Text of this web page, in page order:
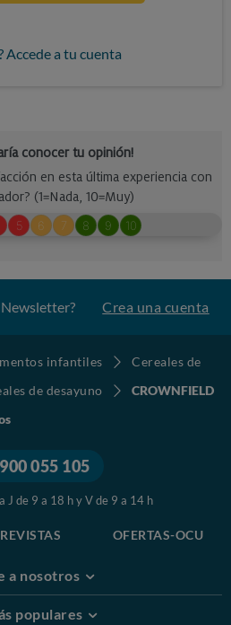
Accede a tu cuenta
Crea una cuenta
infantiles
Cereales de
de desayuno
CROWNFIELD
900 055 105
J de 9 a 18 h y V de 9 a 14 h
REVISTAS OFERTAS-OCU
a nosotros
populares